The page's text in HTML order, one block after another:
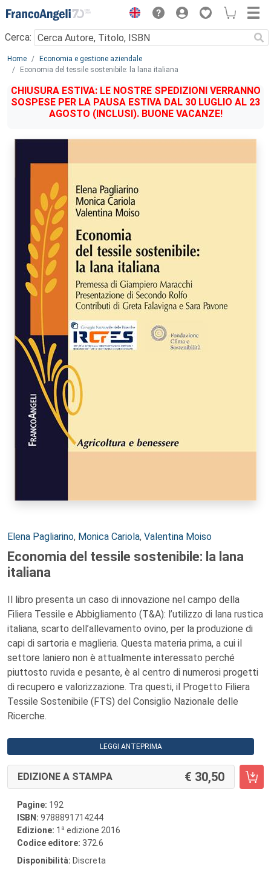
Menu
Cerca:
Main content
Home
Economia e gestione aziendale
Economia del tessile sostenibile: la lana italiana
CHIUSURA ESTIVA: LE NOSTRE SPEDIZIONI VERRANNO
SOSPESE PER LA PAUSA ESTIVA DAL 30 LUGLIO AL 23
AGOSTO (INCLUSI). BUONE VACANZE!
Autori:
Elena Pagliarino, Monica Cariola, Valentina Moiso
Economia del tessile sostenibile: la lana
italiana
Il libro presenta un caso di innovazione nel campo della
Filiera Tessile e Abbigliamento (T&A): l’utilizzo di lana rustica
italiana, scarto dell’allevamento ovino, per la produzione di
capi di sartoria e maglieria. Questa materia prima, a cui il
settore laniero non è attualmente interessato perché
piuttosto ruvida e pesante, è al centro di numerosi progetti
di recupero e valorizzazione. Tra questi, il Progetto Filiera
Tessile Sostenibile (FTS) del Consiglio Nazionale delle
Ricerche.
LEGGI ANTEPRIMA
EDIZIONE A STAMPA 30,50
Pagine: 192
ISBN: 9788891714244
Edizione: 1 a edizione 2016
Codice editore: 372.6
Disponibilità: Discreta